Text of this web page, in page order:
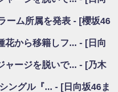
情報・話題をピックアップ / れなッ
、8/6「ラヴィット！」水曜スタジオ出
坂46】田村保乃だけジャージを脱いで
】若林さん「笑えないぐらい師匠だ
子がこちら！【激レアさん】
46】情報解禁前で言えない！？丹生
ーム所属を発表 - [櫻坂46
花から移籍しフ... - [日向
ャージを脱いで... - [乃木
ングル『... - [日向坂46ま